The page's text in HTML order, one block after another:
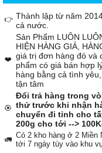
👉 Thành lập từ năm
cả nước.
❤️
Sản Phẩm LUÔN
HIỆN HÀNG GIẢ,
giá trị đơn hàng đó và
phẩm có giá bán hợp
hàng bằng cả tình
tận tâm
🏵️
Đổi trả hàng trong
thử trước khi nhận
chuyển đi tỉnh cho
200g cho tới -->
🚛 Có 2 kho hàng ở 2 Miền
tới 7 ngày tùy vào khu